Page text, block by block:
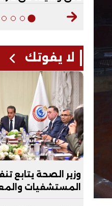
لا يفوتك
وزير الصحة يتابع
المستشفيات
بالعاصمة الجديدة